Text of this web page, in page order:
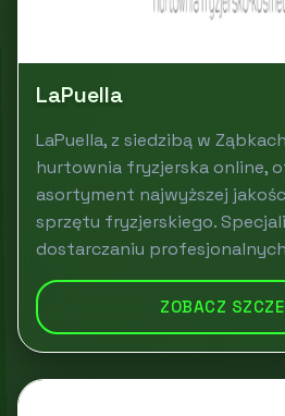
LaPuella
LaPuella, z siedzibą w
hurtownia fryzjerska online,
asortyment najwyższej
sprzętu fryzjerskiego.
dostarczaniu
ZOBACZ